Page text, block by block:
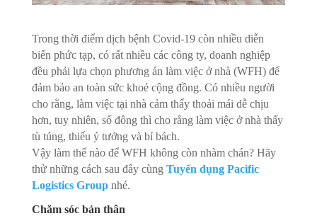
Trong thời điểm dịch bệnh Covid-19 còn nhiều diễn
biến phức tạp, có rất nhiều các công ty, doanh nghiệp
đều phải lựa chọn phương án làm việc ở nhà (WFH) để
đảm bảo an toàn sức khoẻ cộng đồng. Có nhiều người
cho rằng, làm việc tại nhà cảm thấy thoải mái dễ chịu
hơn, tuy nhiên, số đông thì cho rằng làm việc ở nhà thấy
tù túng, thiếu ý tưởng và bí bách.
Vậy làm thế nào để WFH không còn nhàm chán? Hãy
thử những cách sau đây cùng Tuyển dụng Pacific
Logistics Groupnhé.
Chăm sóc bản thân